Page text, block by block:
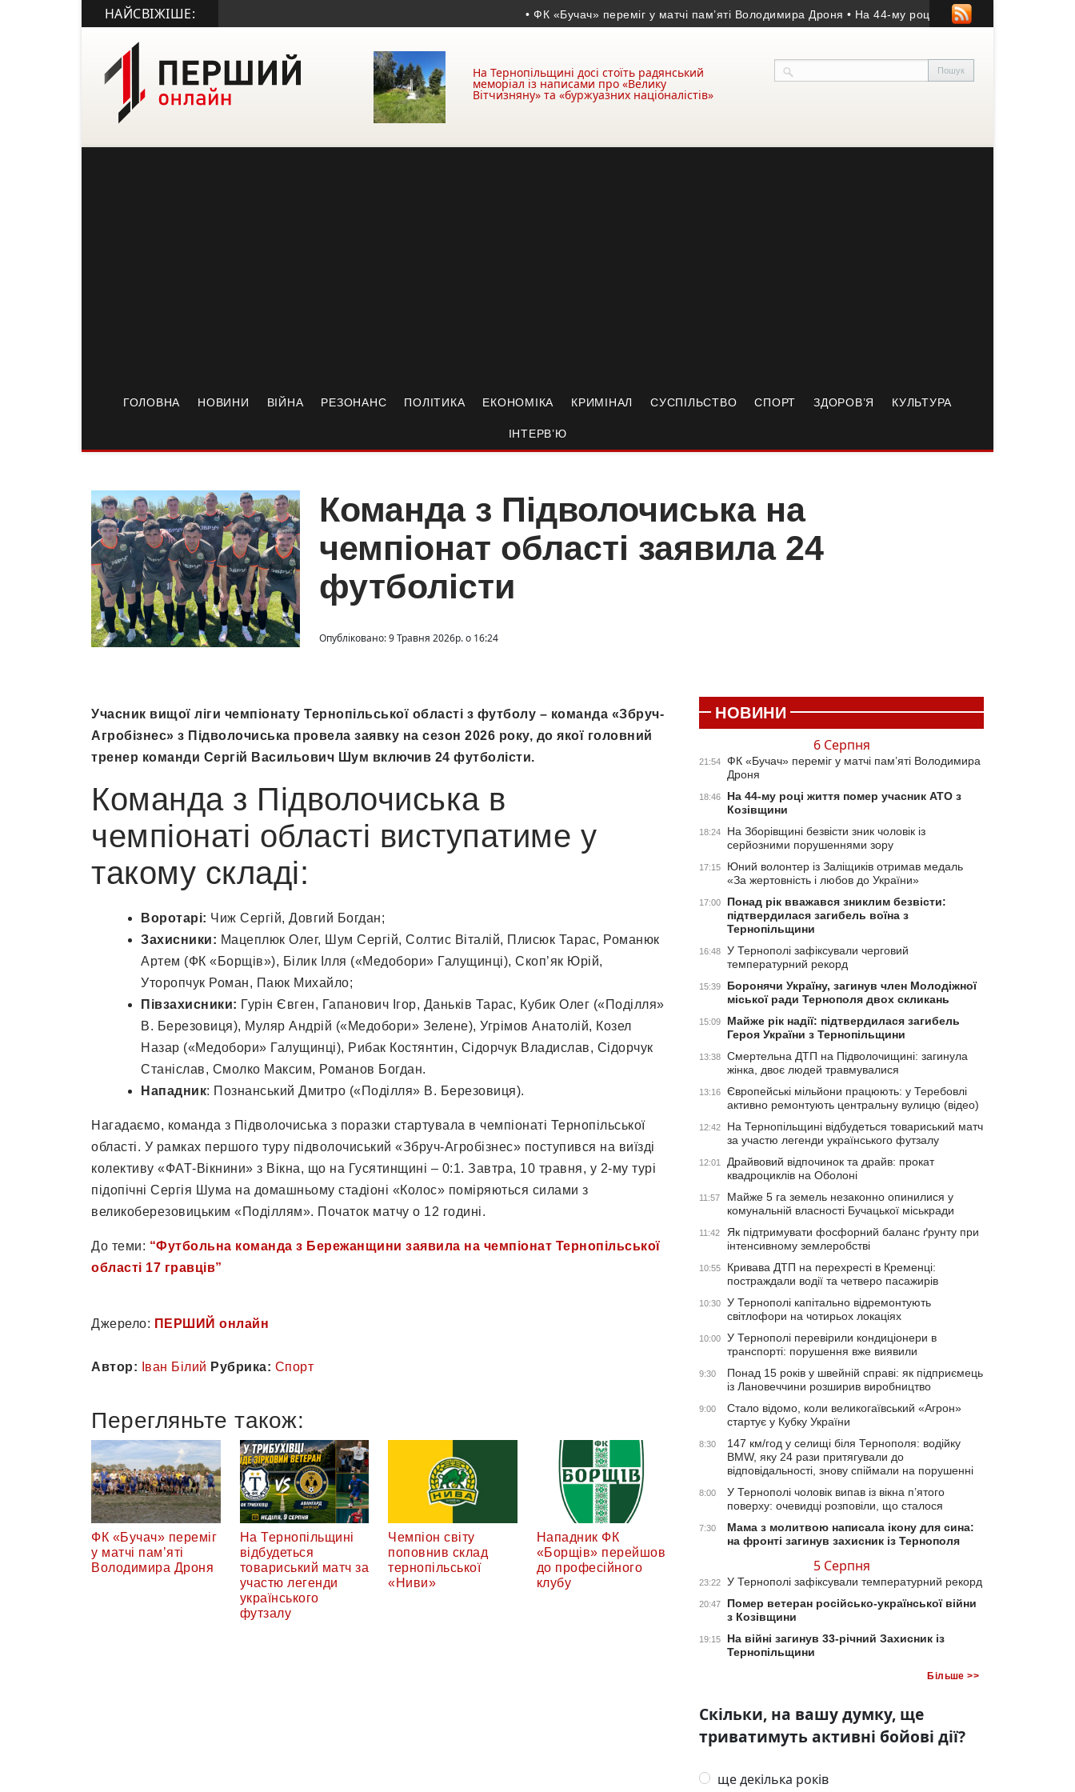
НАЙСВІЖІШЕ: • ФК «Бучач» переміг у матчі пам’яті Володимира Дроня • На 44-му році життя помер учасник АТО з
На Тернопільщині досі стоїть радянський
меморіал із написами про «Велику
Вітчизняну» та «буржуазних націоналістів»
ГОЛОВНА НОВИНИ ВІЙНА РЕЗОНАНС ПОЛІТИКА ЕКОНОМІКА КРИМІНАЛ СУСПІЛЬСТВО СПОРТ ЗДОРОВ’Я КУЛЬТУРА
ІНТЕРВ’Ю
Команда з Підволочиська на
чемпіонат області заявила 24
футболісти
Опубліковано: 9 Травня 2026р. о 16:24
Учасник вищої ліги чемпіонату Тернопільської області з футболу – команда «Збруч-
Агробізнес» з Підволочиська провела заявку на сезон 2026 року, до якої головний
тренер команди Сергій Васильович Шум включив 24 футболісти.
Команда з Підволочиська в
чемпіонаті області виступатиме у
такому складі:
Воротарі: Чиж Сергій, Довгий Богдан;
Захисники: Мацеплюк Олег, Шум Сергій, Солтис Віталій, Плисюк Тарас, Романюк
Артем (ФК «Борщів»), Білик Ілля («Медобори» Галущинці), Скоп’як Юрій,
Уторопчук Роман, Паюк Михайло;
Півзахисники: Гурін Євген, Гапанович Ігор, Даньків Тарас, Кубик Олег («Поділля»
В. Березовиця), Муляр Андрій («Медобори» Зелене), Угрімов Анатолій, Козел
Назар («Медобори» Галущинці), Рибак Костянтин, Сідорчук Владислав, Сідорчук
Станіслав, Смолко Максим, Романов Богдан.
Нападник: Познанський Дмитро («Поділля» В. Березовиця).
Нагадаємо, команда з Підволочиська з поразки стартувала в чемпіонаті Тернопільської
області. У рамках першого туру підволочиський «Збруч-Агробізнес» поступився на виїзді
колективу «ФАТ-Вікнини» з Вікна, що на Гусятинщині – 0:1. Завтра, 10 травня, у 2-му турі
підопічні Сергія Шума на домашньому стадіоні «Колос» поміряються силами з
великоберезовицьким «Поділлям». Початок матчу о 12 годині.
До теми: “Футбольна команда з Бережанщини заявила на чемпіонат Тернопільської
області 17 гравців”
Джерело: ПЕРШИЙ онлайн
Автор: Іван Білий Рубрика: Спорт
Перегляньте також:
ФК «Бучач» переміг
у матчі пам’яті
Володимира Дроня
На Тернопільщині
відбудеться
товариський матч за
участю легенди
українського
футзалу
Чемпіон світу
поповнив склад
тернопільської
«Ниви»
Нападник ФК
«Борщів» перейшов
до професійного
клубу
НОВИНИ
6 Серпня
21:54
ФК «Бучач» переміг у матчі пам’яті Володимира
Дроня
18:46
На 44-му році життя помер учасник АТО з
Козівщини
18:24
На Зборівщині безвісти зник чоловік із
серйозними порушеннями зору
17:15
Юний волонтер із Заліщиків отримав медаль
«За жертовність і любов до України»
17:00
Понад рік вважався зниклим безвісти:
підтвердилася загибель воїна з
Тернопільщини
16:48
У Тернополі зафіксували черговий
температурний рекорд
15:39
Боронячи Україну, загинув член Молодіжної
міської ради Тернополя двох скликань
15:09
Майже рік надії: підтвердилася загибель
Героя України з Тернопільщини
13:38
Смертельна ДТП на Підволочищині: загинула
жінка, двоє людей травмувалися
13:16
Європейські мільйони працюють: у Теребовлі
активно ремонтують центральну вулицю (відео)
12:42
На Тернопільщині відбудеться товариський матч
за участю легенди українського футзалу
12:01
Драйвовий відпочинок та драйв: прокат
квадроциклів на Оболоні
11:57
Майже 5 га земель незаконно опинилися у
комунальній власності Бучацької міськради
11:42
Як підтримувати фосфорний баланс ґрунту при
інтенсивному землеробстві
10:55
Кривава ДТП на перехресті в Кременці:
постраждали водії та четверо пасажирів
10:30
У Тернополі капітально відремонтують
світлофори на чотирьох локаціях
10:00
У Тернополі перевірили кондиціонери в
транспорті: порушення вже виявили
9:30
Понад 15 років у швейній справі: як підприємець
із Лановеччини розширив виробництво
9:00
Стало відомо, коли великогаївський «Агрон»
стартує у Кубку України
8:30
147 км/год у селищі біля Тернополя: водійку
BMW, яку 24 рази притягували до
відповідальності, знову спіймали на порушенні
8:00
У Тернополі чоловік випав із вікна п’ятого
поверху: очевидці розповіли, що сталося
7:30
Мама з молитвою написала ікону для сина:
на фронті загинув захисник із Тернополя
5 Серпня
23:22 У Тернополі зафіксували температурний рекорд
20:47
Помер ветеран російсько-української війни
з Козівщини
19:15
На війні загинув 33-річний Захисник із
Тернопільщини
Більше >>
Скільки, на вашу думку, ще
триватимуть активні бойові дії?
ще декілька років